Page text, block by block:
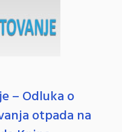
– Odluka o
otpada na